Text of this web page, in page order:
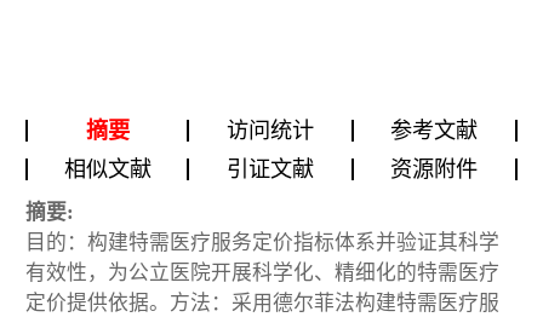
摘要 访问统计
参考文献
相似文献
引证文献 资源附件
摘要:
目的：构建特需医疗服务定价指标体系并验证其科学
有效性，为公立医院开展科学化、精细化的特需医疗
定价提供依据。方法：采用德尔菲法构建特需医疗服